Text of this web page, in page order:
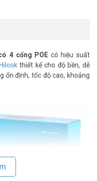
4 cổng POE có hiệu suất
thiết kế cho độ bền, dễ
ổn định, tốc độ cao, khoảng